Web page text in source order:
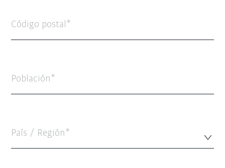
Código postal
Población
País / Región*